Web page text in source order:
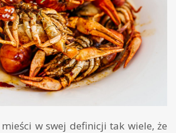
w swej definicji tak wiele, że